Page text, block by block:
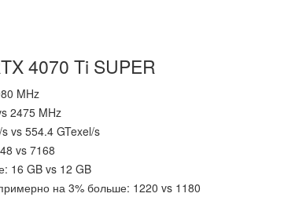
4070 Ti SUPER
MHz
2475 MHz
vs 554.4 GTexel/s
vs 7168
16 GB vs 12 GB
на 3% больше: 1220 vs 1180